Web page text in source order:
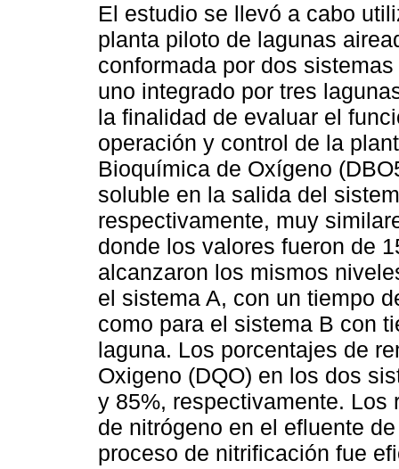
El estudio se llevó a cabo
planta piloto de lagunas
conformada por dos
uno integrado por tres
la finalidad de evaluar el
operación y control de la
Bioquímica de Oxígeno
soluble en la salida del
respectivamente, muy
donde los valores fueron de
alcanzaron los mismos
el sistema A, con un tiempo
como para el sistema B con
laguna. Los porcentajes de
Oxigeno (DQO) en los dos
y 85%, respectivamente.
de nitrógeno en el efluente
proceso de nitrificación fue